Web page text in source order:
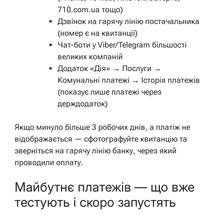
710.com.ua тощо)
Дзвінок на гарячу лінію постачальника
(номер є на квитанції)
Чат-боти у Viber/Telegram більшості
великих компаній
Додаток «Дія» → Послуги →
Комунальні платежі → Історія платежів
(показує лише платежі через
держдодаток)
Якщо минуло більше 3 робочих днів, а платіж не
відображається — сфотографуйте квитанцію та
зверніться на гарячу лінію банку, через який
проводили оплату.
Майбутнє платежів — що вже
тестують і скоро запустять